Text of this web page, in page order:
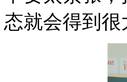
态就会得到很